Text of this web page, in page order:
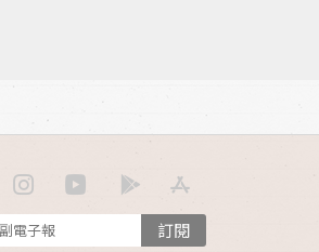
訂閱